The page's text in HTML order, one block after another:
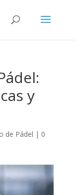
y
de Pádel | 0